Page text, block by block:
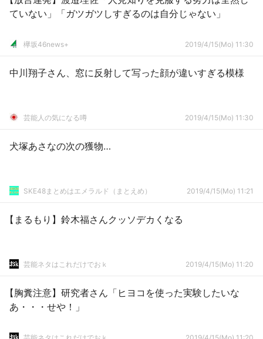
ていない」「ガツガツしすぎるのは自分じゃない」
欅坂46news+ 2019/4/15(Mo) 11:30
中川翔子さん、窓に反射して写った顔が違いすぎる模様
芸能人の気になる噂 2019/4/15(Mo) 11:30
犬塚あさなの次の獲物…
SKE48まとめはエメラルド（まとえめ） 2019/4/15(Mo) 11:21
【まるもり】鈴木福さんクッソデカくなる
芸能ネタはこれだけでおｋ 2019/4/15(Mo) 11:20
【胸糞注意】研究者さん「ヒヨコを使った実験したいな
あ・・・せや！」